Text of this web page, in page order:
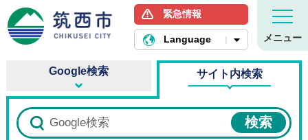
筑西市ホームページ
緊急情報
Language メニュー
Google検索 サイト内検索